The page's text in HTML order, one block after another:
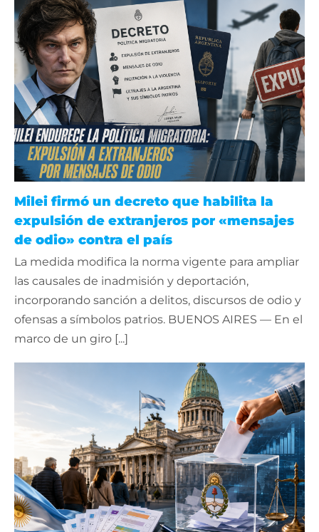
Milei firmó un decreto que habilita la
expulsión de extranjeros por «mensajes
de odio» contra el país
La medida modifica la norma vigente para ampliar
las causales de inadmisión y deportación,
incorporando sanción a delitos, discursos de odio y
ofensas a símbolos patrios. BUENOS AIRES — En el
marco de un giro [...]